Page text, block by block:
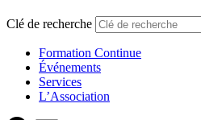
Clé de recherche
Formation Continue
Événements
Services
L’Association